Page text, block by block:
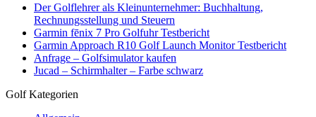
Der Golflehrer als Kleinunternehmer: Buchhaltung,
Rechnungsstellung und Steuern
Garmin fēnix 7 Pro Golfuhr Testbericht
Garmin Approach R10 Golf Launch Monitor Testbericht
Anfrage – Golfsimulator kaufen
Jucad – Schirmhalter – Farbe schwarz
Golf Kategorien